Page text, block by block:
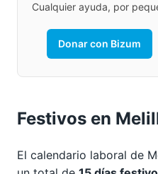
Cualquier ayuda, por
Donar con Bizum
Festivos en
El calendario laboral de